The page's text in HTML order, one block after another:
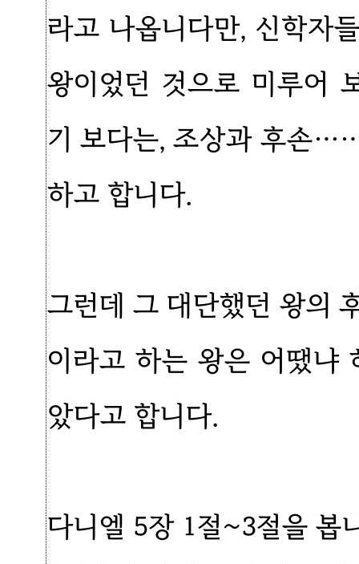
라고 나옵니다만, 신학자
왕이었던 것으로 미루어
기 보다는, 조상과 후손
하고 합니다.
그런데 그 대단했던 왕의
이라고 하는 왕은 어땠냐
았다고 합니다.
다니엘 5장 1절~3절을 봅